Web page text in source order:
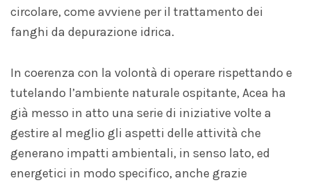
circolare, come avviene per il trattamento dei
fanghi da depurazione idrica.
In coerenza con la volontà di operare rispettando e
tutelando l’ambiente naturale ospitante, Acea ha
già messo in atto una serie di iniziative volte a
gestire al meglio gli aspetti delle attività che
generano impatti ambientali, in senso lato, ed
energetici in modo specifico, anche grazie